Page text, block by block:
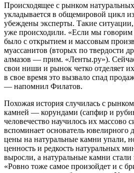
Происходящее с рынком
укладывается в общемировой цикл
убеждены эксперты. Такие
уже происходили. «Если мы говорим
было с открытием и массовым
муассанитов (вторых по твердости
алмазов — прим. «Ленты.ру»).
свои ниши и рынок четко отделяет
в свое время это вызвало спад
— напомнил Филатов.
Похожая история случилась с
камней — корундами (сапфир и
человечество научилось их массово
вспоминает основатель ювелирного
цены на натуральные камни упали,
ценность и редкость натуральных
выросли, а натуральные камни
«Ровно тоже самое произойдет и с